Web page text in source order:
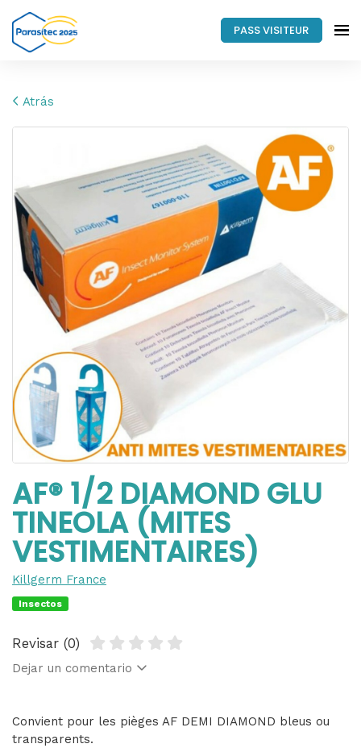
PASS VISITEUR
Atrás
AF® 1/2 DIAMOND GLU
TINEOLA (MITES
VESTIMENTAIRES)
Killgerm France
Insectos
Revisar (0)
Dejar un comentario
Convient pour les pièges AF DEMI DIAMOND bleus ou
transparents.